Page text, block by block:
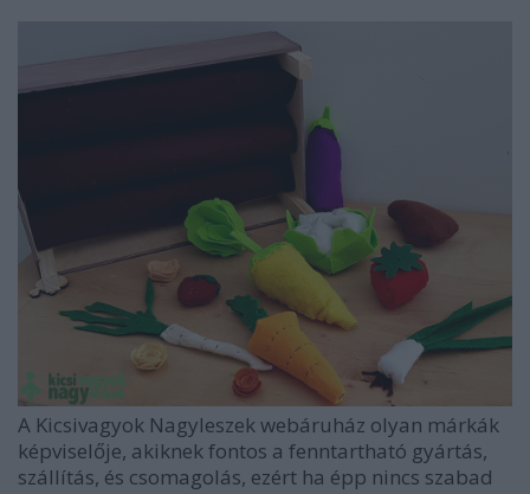
A Kicsivagyok Nagyleszek webáruház olyan márkák
képviselője, akiknek fontos a fenntartható gyártás,
szállítás, és csomagolás, ezért ha épp nincs szabad